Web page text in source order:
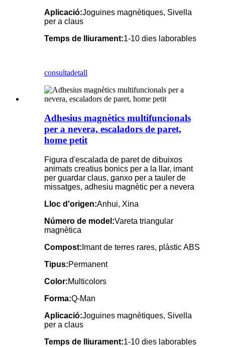
Aplicació:Joguines magnètiques, Sivella
per a claus
Temps de lliurament:1-10 dies laborables
consultadetall
Adhesius magnètics multifuncionals
per a nevera, escaladors de paret,
home petit
Figura d'escalada de paret de dibuixos
animats creatius bonics per a la llar, imant
per guardar claus, ganxo per a tauler de
missatges, adhesiu magnètic per a nevera
Lloc d'origen:Anhui, Xina
Número de model:Vareta triangular
magnètica
Compost: Imant de terres rares, plàstic ABS
Tipus:Permanent
Color:Multicolors
Forma:Q-Man
Aplicació:Joguines magnètiques, Sivella
per a claus
Temps de lliurament:1-10 dies laborables